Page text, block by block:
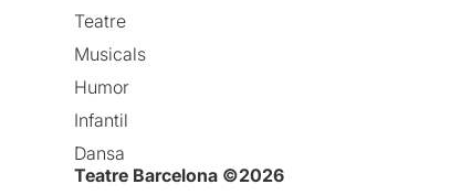
Teatre
Musicals
Humor
Infantil
Dansa
Teatre Barcelona ©2026